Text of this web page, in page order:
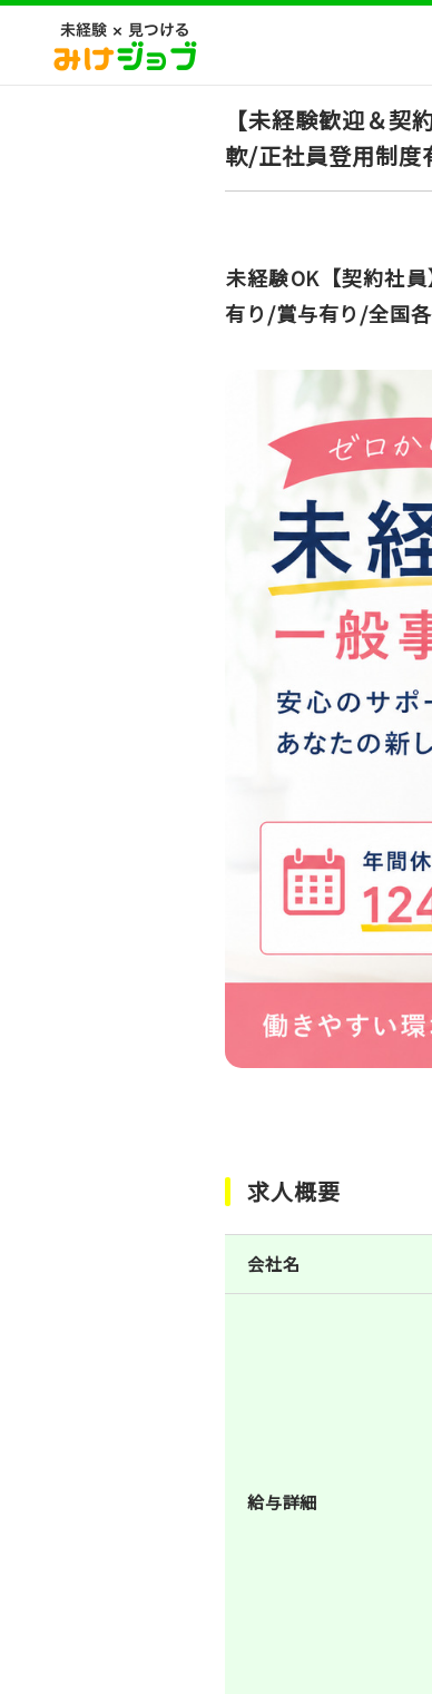
【未経験歓迎＆
軟/正社員登用制
未経験OK【契約社
有り/賞与有り/全国
求人概要
会社名
給与詳細